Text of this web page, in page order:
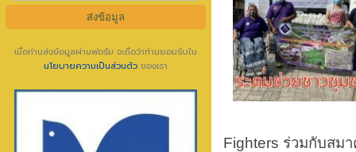
เมื่อท่านส่งข้อมูลผ่านฟอร์ม จะถือว่าท่านยอมรับใน
นโยบายความเป็นส่วนตัว ของเรา
Fighters ร่วมกับสม